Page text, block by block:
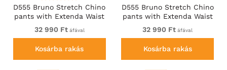
D555 Bruno Stretch Chino
pants with Extenda Waist
Black
32 990 Ftáfával
Kosárba rakás
D555 Bruno Stretch Chino
pants with Extenda Waist
Indigo Blue
32 990 Ft áfával
Kosárba rakás